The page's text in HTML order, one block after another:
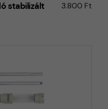
stabilizált
3.800 Ft